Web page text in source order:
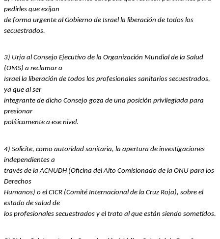
pedirles que exijan
de forma urgente al Gobierno de Israel la liberación de todos los
secuestrados.
3) Urja al Consejo Ejecutivo de la Organización Mundial de la Salud
(OMS) a reclamar a
Israel la liberación de todos los profesionales sanitarios secuestrados,
ya que al ser
integrante de dicho Consejo goza de una posición privilegiada para
presionar
políticamente a ese nivel.
4) Solicite, como autoridad sanitaria, la apertura de investigaciones
independientes a
través de la ACNUDH (Oficina del Alto Comisionado de la ONU para los
Derechos
Humanos) o el CICR (Comité Internacional de la Cruz Roja), sobre el
estado de salud de
los profesionales secuestrados y el trato al que están siendo sometidos.